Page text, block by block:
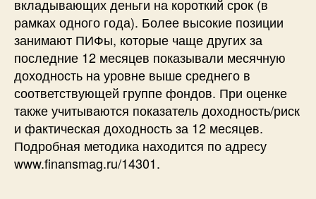
вкладывающих деньги на короткий срок (в
рамках одного года). Более высокие позиции
занимают ПИФы, которые чаще других за
последние 12 месяцев показывали месячную
доходность на уровне выше среднего в
соответствующей группе фондов. При оценке
также учитываются показатель доходность/риск
и фактическая доходность за 12 месяцев.
Подробная методика находится по адресу
www.finansmag.ru/14301.